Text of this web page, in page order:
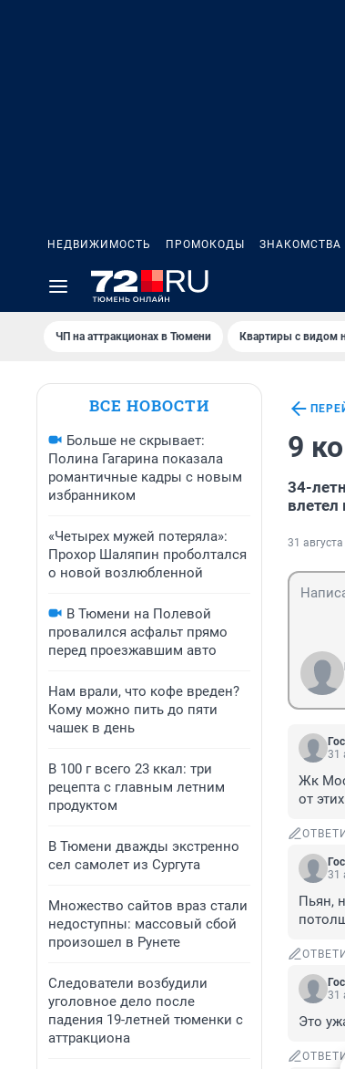
НЕДВИЖИМОСТЬ ПРОМОКОДЫ ЗНАКОМСТВА
ЧП на аттракционах в Тюмени Квартиры с видом
ВСЕ НОВОСТИ
Больше не скрывает:
Полина Гагарина показала
романтичные кадры с новым
избранником
«Четырех мужей потеряла»:
Прохор Шаляпин проболтался
о новой возлюбленной
В Тюмени на Полевой
провалился асфальт прямо
перед проезжавшим авто
Нам врали, что кофе вреден?
Кому можно пить до пяти
чашек в день
В 100 г всего 23 ккал: три
рецепта с главным летним
продуктом
В Тюмени дважды экстренно
сел самолет из Сургута
Множество сайтов враз стали
недоступны: массовый сбой
произошел в Рунете
Следователи возбудили
уголовное дело после
падения 19-летней тюменки с
аттракциона
9
34-
31
31
Жк
от
31
Пьян,
31
Это